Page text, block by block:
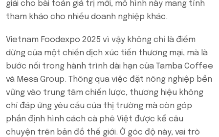
giải cho bài toán giá trị mới, mô hình này mang tính
tham khảo cho nhiều doanh nghiệp khác.
Vietnam Foodexpo 2025 vì vậy không chỉ là điểm
dừng của một chiến dịch xúc tiến thương mại, mà là
bước nối trong hành trình dài hạn của Tamba Coffee
và Mesa Group. Thông qua việc đặt nông nghiệp bền
vững vào trung tâm chiến lược, thương hiệu không
chỉ đáp ứng yêu cầu của thị trường mà còn góp
phần định hình cách cà phê Việt được kể câu
chuyện trên bản đồ thế giới. Ở góc độ này, vai trò